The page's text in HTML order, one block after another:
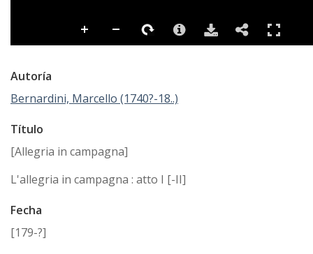
Autoría
Bernardini, Marcello (1740?-18..)
Título
[Allegria in campagna]
L'allegria in campagna : atto I [-II]
Fecha
[179-?]